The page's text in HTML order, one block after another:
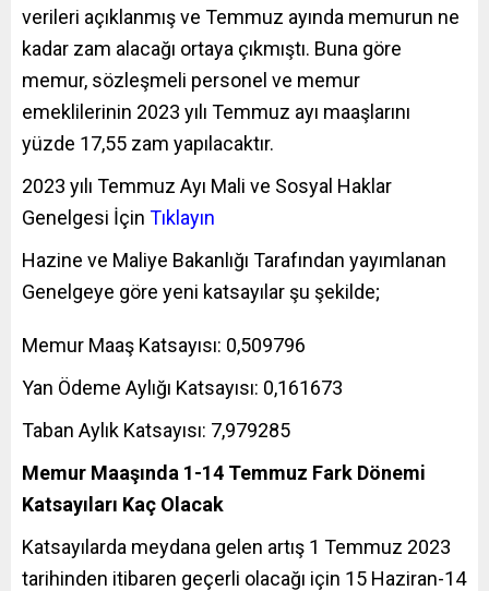
verileri açıklanmış ve Temmuz ayında memurun ne
kadar zam alacağı ortaya çıkmıştı. Buna göre
memur, sözleşmeli personel ve memur
emeklilerinin 2023 yılı Temmuz ayı maaşlarını
yüzde 17,55 zam yapılacaktır.
2023 yılı Temmuz Ayı Mali ve Sosyal Haklar
Genelgesi İçin Tıklayın
Hazine ve Maliye Bakanlığı Tarafından yayımlanan
Genelgeye göre yeni katsayılar şu şekilde;
Memur Maaş Katsayısı: 0,509796
Yan Ödeme Aylığı Katsayısı: 0,161673
Taban Aylık Katsayısı: 7,979285
Memur Maaşında 1-14 Temmuz Fark Dönemi
Katsayıları Kaç Olacak
Katsayılarda meydana gelen artış 1 Temmuz 2023
tarihinden itibaren geçerli olacağı için 15 Haziran-14